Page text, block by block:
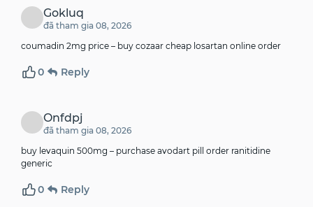
Gokluq
đã tham gia 08, 2026
coumadin 2mg price – buy cozaar cheap losartan online order
0 Reply
Onfdpj
đã tham gia 08, 2026
buy levaquin 500mg – purchase avodart pill
order ranitidine
generic
0 Reply